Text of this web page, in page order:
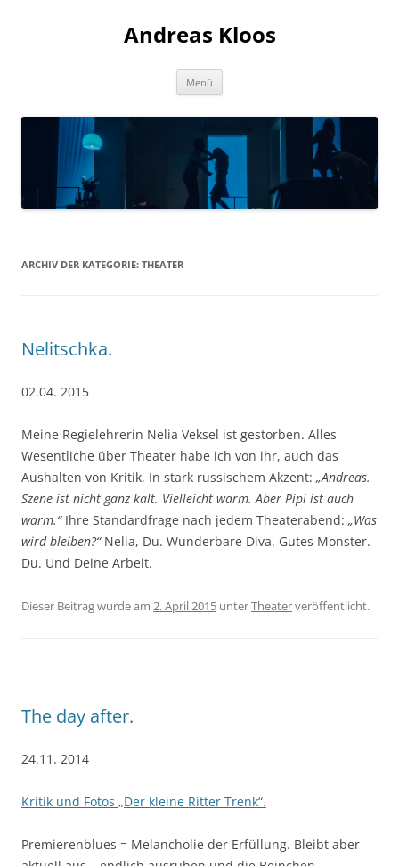
Andreas Kloos
Menü
ARCHIV DER KATEGORIE: THEATER
Nelitschka.
02.04. 2015
Meine Regielehrerin Nelia Veksel ist gestorben. Alles
Wesentliche über Theater habe ich von ihr, auch das
Aushalten von Kritik. In stark russischem Akzent: „Andreas.
Szene ist nicht ganz kalt. Vielleicht warm. Aber Pipi ist auch
warm.“ Ihre Standardfrage nach jedem Theaterabend: „Was
wird bleiben?“ Nelia, Du. Wunderbare Diva. Gutes Monster.
Du. Und Deine Arbeit.
Dieser Beitrag wurde am 2. April 2015 unterTheaterveröffentlicht.
The day after.
24.11. 2014
Kritik und Fotos „Der kleine Ritter Trenk“.
Premierenblues = Melancholie der Erfüllung. Bleibt aber